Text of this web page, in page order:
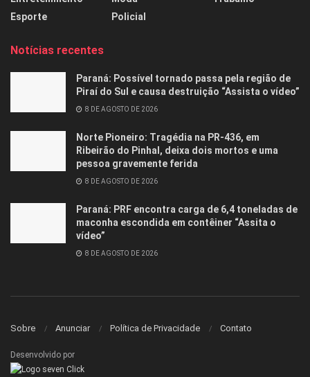
Esporte
Policial
Notícias recentes
Paraná: Possível tornado passa pela região de
Piraí do Sul e causa destruição “Assista o vídeo”
8 DE AGOSTO DE 2026
Norte Pioneiro: Tragédia na PR-436, em
Ribeirão do Pinhal, deixa dois mortos e uma
pessoa gravemente ferida
8 DE AGOSTO DE 2026
Paraná: PRF encontra carga de 6,4 toneladas de
maconha escondida em contêiner “Assita o
vídeo”
8 DE AGOSTO DE 2026
Sobre Anunciar Política de Privacidade Contato
Desenvolvido por